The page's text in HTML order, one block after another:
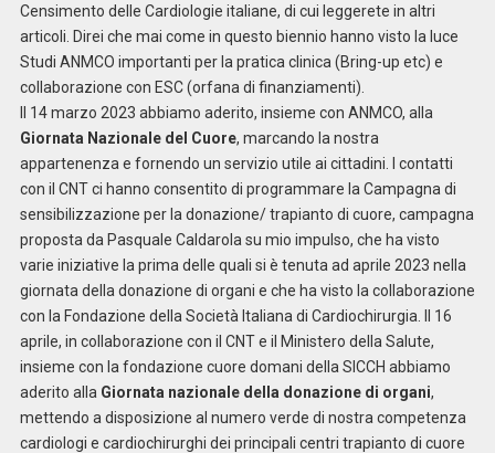
Censimento delle Cardiologie italiane, di cui leggerete in altri
articoli. Direi che mai come in questo biennio hanno visto la luce
Studi ANMCO importanti per la pratica clinica (Bring-up etc) e
collaborazione con ESC (orfana di finanziamenti).
Il 14 marzo 2023 abbiamo aderito, insieme con ANMCO, alla
Giornata Nazionale del Cuore, marcando la nostra
appartenenza e fornendo un servizio utile ai cittadini. I contatti
con il CNT ci hanno consentito di programmare la Campagna di
sensibilizzazione per la donazione/ trapianto di cuore, campagna
proposta da Pasquale Caldarola su mio impulso, che ha visto
varie iniziative la prima delle quali si è tenuta ad aprile 2023 nella
giornata della donazione di organi e che ha visto la collaborazione
con la Fondazione della Società Italiana di Cardiochirurgia. Il 16
aprile, in collaborazione con il CNT e il Ministero della Salute,
insieme con la fondazione cuore domani della SICCH abbiamo
aderito alla Giornata nazionale della donazione di organi,
mettendo a disposizione al numero verde di nostra competenza
cardiologi e cardiochirurghi dei principali centri trapianto di cuore